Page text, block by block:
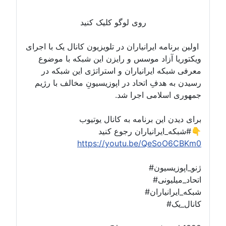
روی لوگو کلیک کنید
اولین برنامه ایرانیاران در تلویزیون کانال یک با اجرای
ویکتوریا آزاد موسس و رایزن این شبکه با موضوع
معرفی شبکه ایرانیاران و استراتژی این شبکه در
رسیدن به هدفِ اتحاد در اپوزیسیونِ مخالف با رژیم
جمهوری اسلامی اجرا شد.
برای دیدن این برنامه به کانال یوتیوب
#شبکه_ایرانیاران رجوع کنید👇
https://youtu.be/QeSoO6CBKm0
#ژنو_اپوزیسیون
#اتحاد_میلیونی
#شبکه_ایرانیاران
#کانال_یک